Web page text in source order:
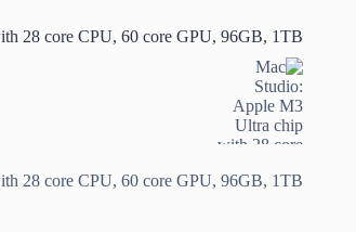
28 core CPU, 60 core GPU, 96GB, 1TB
28 core CPU, 60 core GPU, 96GB, 1TB